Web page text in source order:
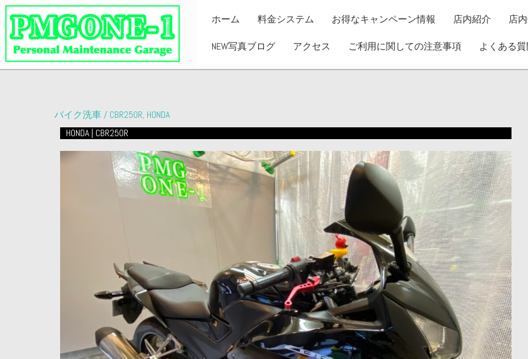
内
ス
ホーム 料金システム お得なキャンペーン情報 店内紹介 店
NEW写真ブログ アクセス ご利用に関しての注意事項 よくある
バイク洗車/ CBR250R, HONDA
HONDA | CBR250R